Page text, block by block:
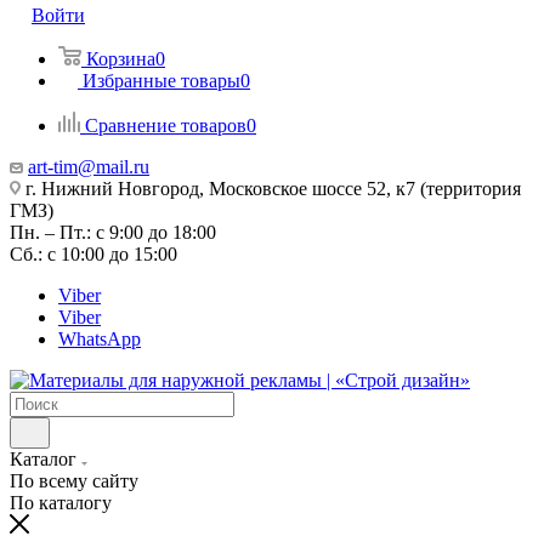
Войти
Корзина0
Избранные товары0
Сравнение товаров0
art-tim@mail.ru
г. Нижний Новгород, Московское шоссе 52, к7 (территория
ГМЗ)
Пн. – Пт.: с 9:00 до 18:00
Сб.: с 10:00 до 15:00
Viber
Viber
WhatsApp
Каталог
По всему сайту
По каталогу